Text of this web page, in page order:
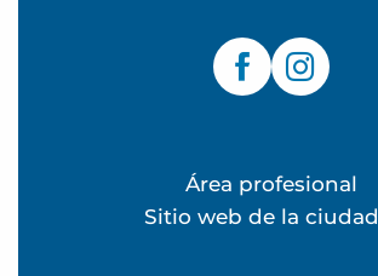
Área profesional
Sitio web de la ciudad